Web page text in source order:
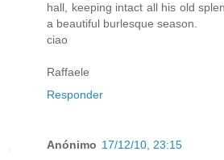
hall, keeping intact all his old
a beautiful burlesque season.
ciao
Raffaele
Responder
Anónimo 17/12/10, 23:15